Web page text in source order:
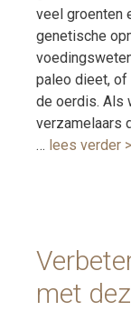
veel groenten
genetische
paleo dieet, of
de oerdis. Als
verzamelaars
… lees verder >
met